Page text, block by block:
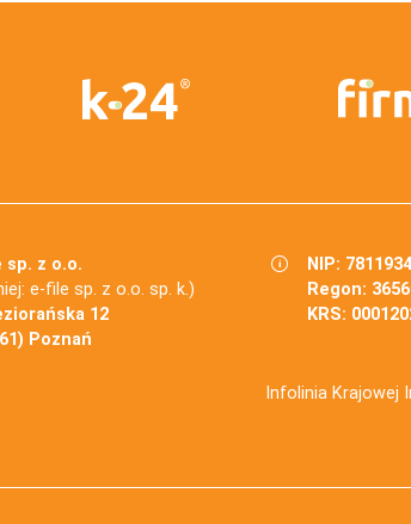
sp. z o.o.
e-file sp. z o.o. sp. k.)
12
Poznań
NIP:
Regon:
KRS:
Infolinia Krajowej